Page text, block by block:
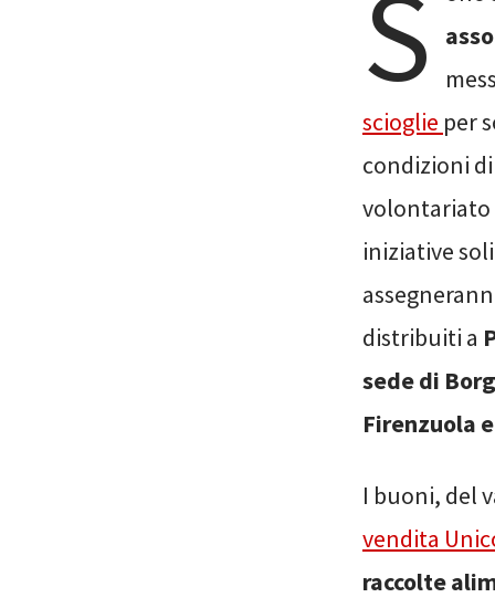
S
scioglie per
condizioni
volontariato
iniziative
distribuiti a
sede di
Firenzuola
I buoni, del
vendita
raccolte